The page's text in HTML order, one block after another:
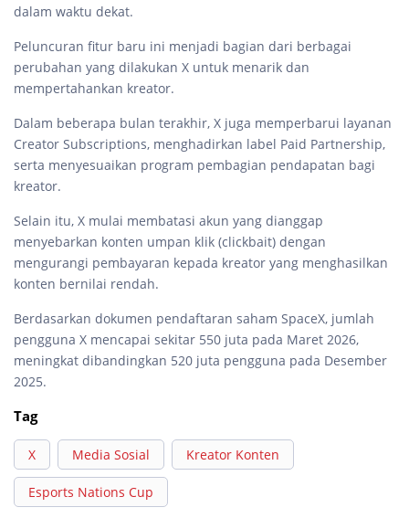
dalam waktu dekat.
Peluncuran fitur baru ini menjadi bagian dari berbagai
perubahan yang dilakukan X untuk menarik dan
mempertahankan kreator.
Dalam beberapa bulan terakhir, X juga memperbarui layanan
Creator Subscriptions, menghadirkan label Paid Partnership,
serta menyesuaikan program pembagian pendapatan bagi
kreator.
Selain itu, X mulai membatasi akun yang dianggap
menyebarkan konten umpan klik (clickbait) dengan
mengurangi pembayaran kepada kreator yang menghasilkan
konten bernilai rendah.
Berdasarkan dokumen pendaftaran saham SpaceX, jumlah
pengguna X mencapai sekitar 550 juta pada Maret 2026,
meningkat dibandingkan 520 juta pengguna pada Desember
2025.
Tag
X Media Sosial Kreator Konten
Esports Nations Cup